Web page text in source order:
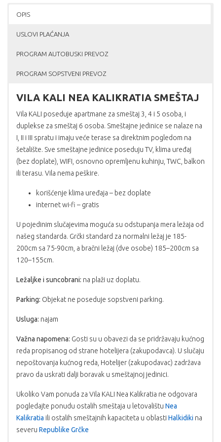
OPIS
USLOVI PLAĆANJA
PROGRAM AUTOBUSKI PREVOZ
PROGRAM SOPSTVENI PREVOZ
VILA KALI NEA KALIKRATIA SMEŠTAJ
Vila KALI poseduje apartmane za smeštaj 3, 4 i 5 osoba, i
duplekse za smeštaj 6 osoba. Smeštajne jedinice se nalaze na
I, II i III spratu i imaju veće terase sa direktnim pogledom na
šetalište. Sve smeštajne jedinice poseduju TV, klima uređaj
(bez doplate), WIFI, osnovno opremljenu kuhinju, TWC, balkon
ili terasu. Vila nema peškire.
korišćenje klima uređaja – bez doplate
internet wi-fi – gratis
U pojedinim slučajevima moguća su odstupanja mera ležaja od
našeg standarda. Grčki standard za normalni ležaj je 185-
200cm sa 75-90cm, a bračni ležaj (dve osobe) 185–200cm sa
120–155cm.
Ležaljke i suncobrani: na plaži uz doplatu.
Parking: Objekat ne poseduje sopstveni parking.
Usluga: najam
Važna napomena: Gosti su u obavezi da se pridržavaju kućnog
reda propisanog od strane hotelijera (zakupodavca). U slučaju
nepoštovanja kućnog reda, Hotelijer (zakupodavac) zadržava
pravo da uskrati dalji boravak u smeštajnoj jedinici.
Ukoliko Vam ponuda za Vila KALI Nea Kalikratia ne odgovara
pogledajte ponudu ostalih smeštaja u letovalištu Nea
Kalikratia ili ostalih smeštajnih kapaciteta u oblasti Halkidiki na
severu Republike Grčke